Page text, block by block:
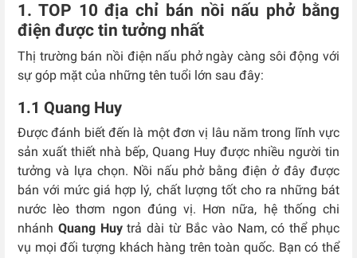
1. TOP 10 địa chỉ bán nồi nấu phở bằng
điện được tin tưởng nhất
Thị trường bán nồi điện nấu phở ngày càng sôi động với
sự góp mặt của những tên tuổi lớn sau đây:
1.1 Quang Huy
Được đánh biết đến là một đơn vị lâu năm trong lĩnh vực
sản xuất thiết nhà bếp, Quang Huy được nhiều người tin
tưởng và lựa chọn. Nồi nấu phở bằng điện ở đây được
bán với mức giá hợp lý, chất lượng tốt cho ra những bát
nước lèo thơm ngon đúng vị. Hơn nữa, hệ thống chi
nhánh Quang Huytrả dài từ Bắc vào Nam, có thể phục
vụ mọi đối tượng khách hàng trên toàn quốc. Bạn có thể